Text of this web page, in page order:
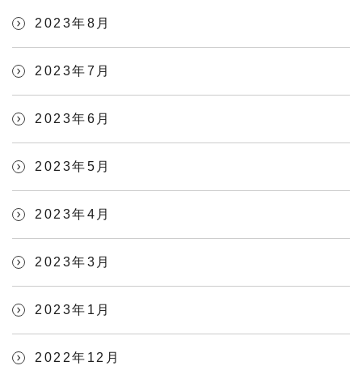
2023年8月
2023年7月
2023年6月
2023年5月
2023年4月
2023年3月
2023年1月
2022年12月